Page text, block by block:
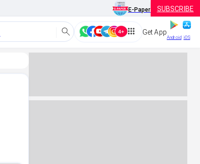
E-Paper SUBSCRIBE
Get App
Android iOS